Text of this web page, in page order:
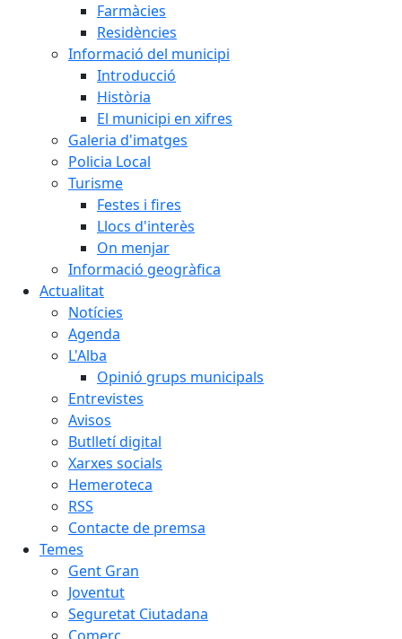
Farmàcies
Residències
Informació del municipi
Introducció
Història
El municipi en xifres
Galeria d'imatges
Policia Local
Turisme
Festes i fires
Llocs d'interès
On menjar
Informació geogràfica
Actualitat
Notícies
Agenda
L'Alba
Opinió grups municipals
Entrevistes
Avisos
Butlletí digital
Xarxes socials
Hemeroteca
RSS
Contacte de premsa
Temes
Gent Gran
Joventut
Seguretat Ciutadana